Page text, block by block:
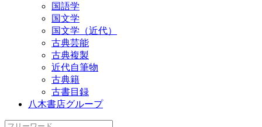
国語学
国文学
国文学（近代）
古典芸能
古典複製
近代自筆物
古典籍
古書目録
八木書店グループ